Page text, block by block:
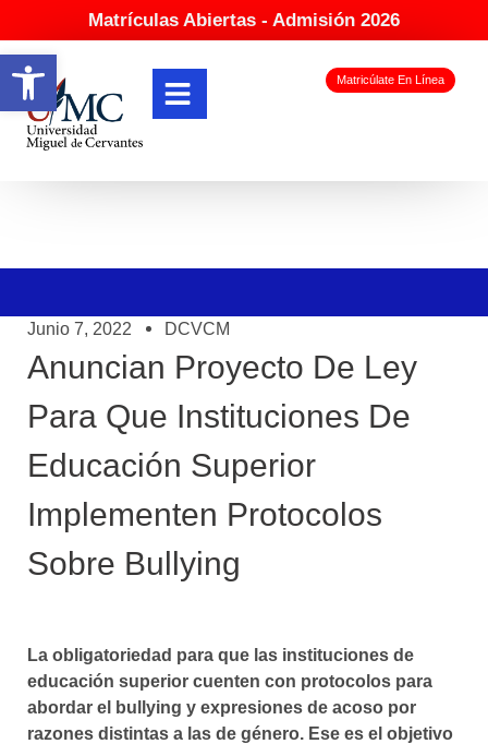
Abrir barra de herramientas
Matrículas Abiertas - Admisión 2026
Matricúlate En Línea
Junio 7, 2022 DCVCM
Anuncian Proyecto De Ley
Para Que Instituciones De
Educación Superior
Implementen Protocolos
Sobre Bullying
La obligatoriedad para que las instituciones de
educación superior cuenten con protocolos para
abordar el bullying y expresiones de acoso por
razones distintas a las de género. Ese es el objetivo